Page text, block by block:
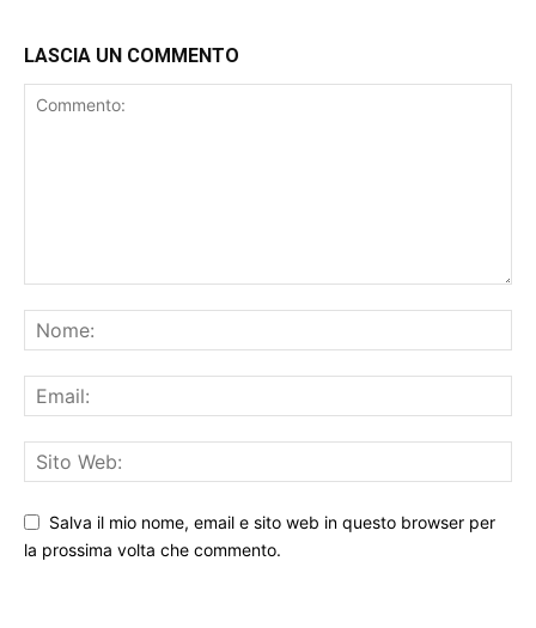
LASCIA UN COMMENTO
Salva il mio nome, email e sito web in questo browser per
la prossima volta che commento.